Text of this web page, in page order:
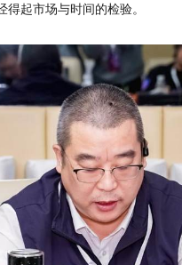
起市场与时间的检验。